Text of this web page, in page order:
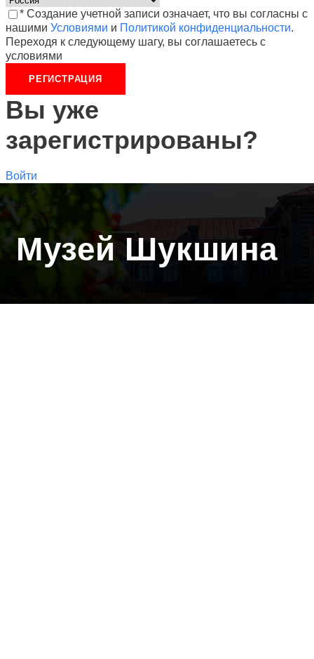
* Создание учетной записи означает, что вы согласны с
нашими Условиями и Политикой конфиденциальности.
Переходя к следующему шагу, вы соглашаетесь с
условиями
Вы уже
зарегистрированы?
Войти
Музей Шукшина